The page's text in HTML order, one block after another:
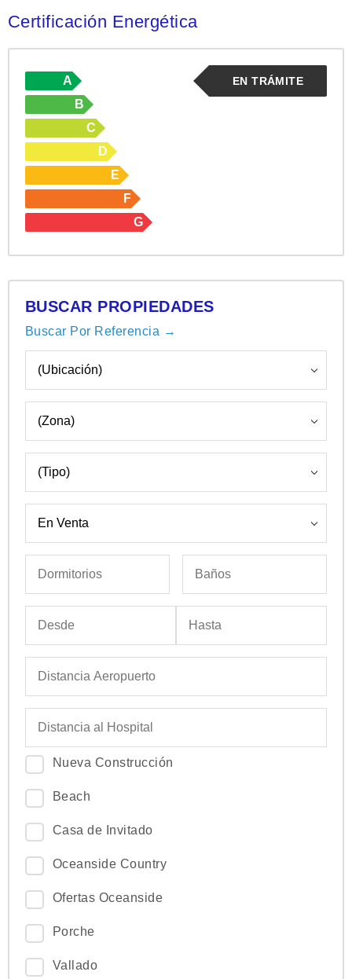
Certificación Energética
EN TRÁMITE
A
B
C
D
E
F
G
BUSCAR PROPIEDADES
Buscar Por Referencia →
Nueva Construcción
Beach
Casa de Invitado
Oceanside Country
Ofertas Oceanside
Porche
Vallado